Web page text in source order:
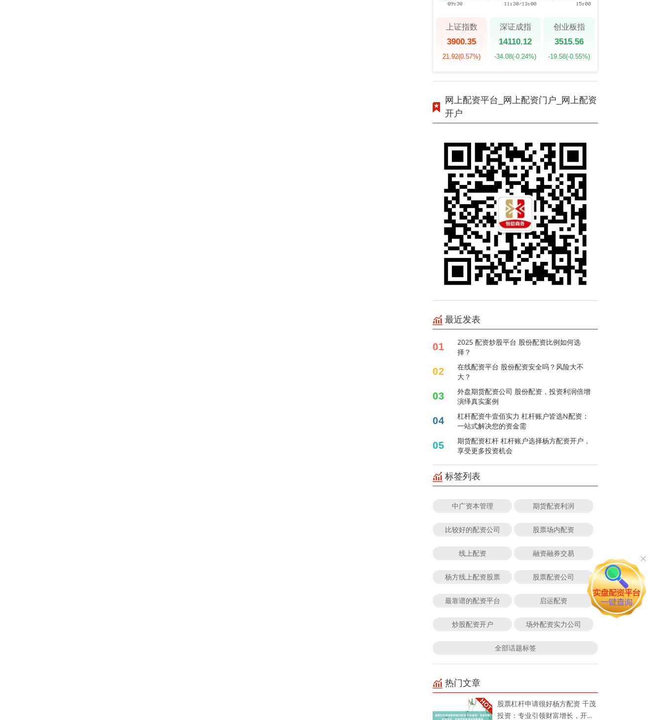
上证指数
3900.35
21.92(0.57%)
深证成指
14110.12
-34.08(-0.24%)
创业板指
3515.56
-19.58(-0.55%)
网上配资平台_网上配资门户_网上配资
开户
最近发表
01
2025 配资炒股平台 股份配资比例如何选
择？
02
在线配资平台 股份配资安全吗？风险大不
大？
03
外盘期货配资公司 股份配资，投资利润倍增
演绎真实案例
04
杠杆配资牛壹佰实力 杠杆账户皆选N配资：
一站式解决您的资金需
05
期货配资杠杆 杠杆账户选择杨方配资开户，
享受更多投资机会
标签列表
中广资本管理 期货配资利润
比较好的配资公司 股票场内配资
线上配资 融资融券交易
杨方线上配资股票 股票配资公司
最靠谱的配资平台 启运配资
炒股配资开户 场外配资实力公司
全部话题标签
热门文章
股票杠杆申请很好杨方配资 千茂
投资：专业引领财富增长，开启